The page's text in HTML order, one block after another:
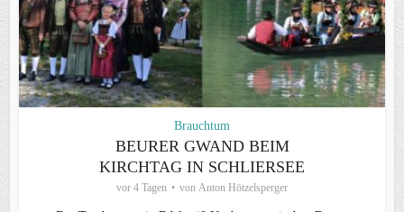
Brauchtum
BEURER GWAND BEIM
KIRCHTAG IN SCHLIERSEE
vor 4 Tagen von Anton Hötzelsperger